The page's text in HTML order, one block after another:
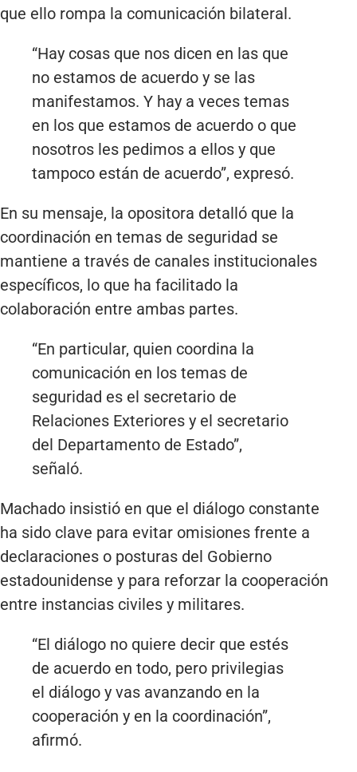
que ello rompa la comunicación bilateral.
“Hay cosas que nos dicen en las que
no estamos de acuerdo y se las
manifestamos. Y hay a veces temas
en los que estamos de acuerdo o que
nosotros les pedimos a ellos y que
tampoco están de acuerdo”, expresó.
En su mensaje, la opositora detalló que la
coordinación en temas de seguridad se
mantiene a través de canales institucionales
específicos, lo que ha facilitado la
colaboración entre ambas partes.
“En particular, quien coordina la
comunicación en los temas de
seguridad es el secretario de
Relaciones Exteriores y el secretario
del Departamento de Estado”,
señaló.
Machado insistió en que el diálogo constante
ha sido clave para evitar omisiones frente a
declaraciones o posturas del Gobierno
estadounidense y para reforzar la cooperación
entre instancias civiles y militares.
“El diálogo no quiere decir que estés
de acuerdo en todo, pero privilegias
el diálogo y vas avanzando en la
cooperación y en la coordinación”,
afirmó.